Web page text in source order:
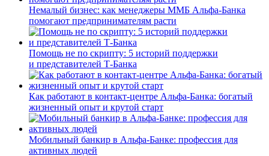
Немалый бизнес: как менеджеры ММБ Альфа-Банка
помогают предпринимателям расти
Помощь не по скрипту: 5 историй поддержки
и представителей Т-Банка
Как работают в контакт-центре Альфа-Банка: богатый
жизненный опыт и крутой старт
Мобильный банкир в Альфа-Банке: профессия для
активных людей